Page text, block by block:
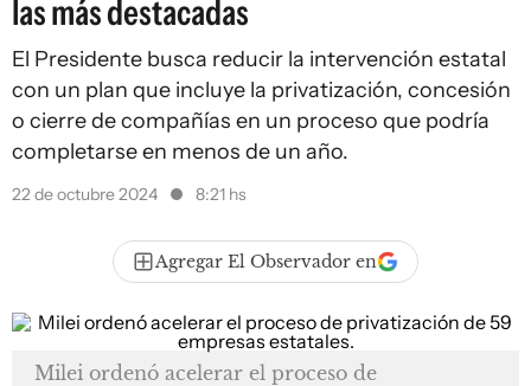
las más destacadas
El Presidente busca reducir la intervención estatal
con un plan que incluye la privatización, concesión
o cierre de compañías en un proceso que podría
completarse en menos de un año.
22 de octubre 2024 8:21 hs
Agregar El Observador en
Milei ordenó acelerar el proceso de